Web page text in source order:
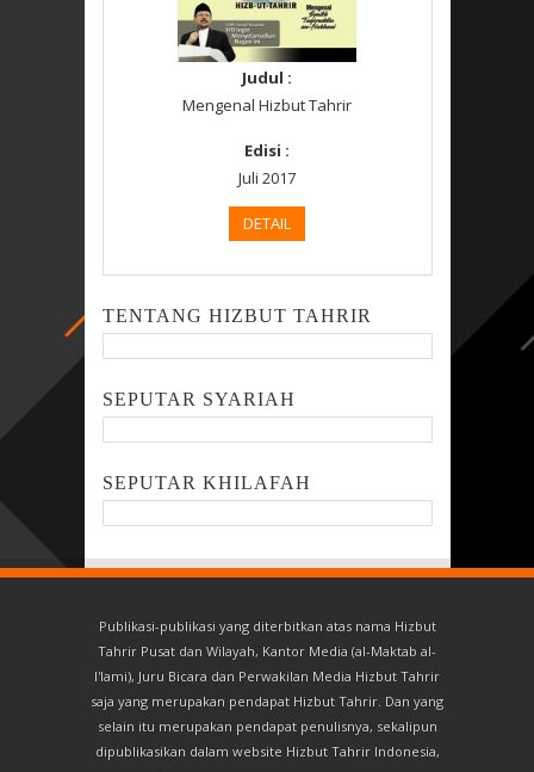
Judul :
Mengenal Hizbut Tahrir
Edisi :
Juli 2017
DETAIL
TENTANG HIZBUT TAHRIR
SEPUTAR SYARIAH
SEPUTAR KHILAFAH
Publikasi-publikasi yang diterbitkan atas nama Hizbut
Tahrir Pusat dan Wilayah, Kantor Media (al-Maktab al-
I'lami), Juru Bicara dan Perwakilan Media Hizbut Tahrir
saja yang merupakan pendapat Hizbut Tahrir. Dan yang
selain itu merupakan pendapat penulisnya, sekalipun
dipublikasikan dalam website Hizbut Tahrir Indonesia,